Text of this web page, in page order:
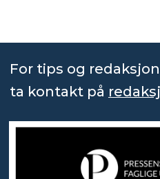
For tips og
ta kontakt på